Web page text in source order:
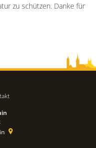
zu schützen. Danke für